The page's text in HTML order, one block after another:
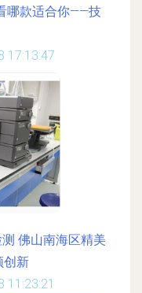
哪款适合你——技
17:13:47
佛山南海区精美
创新
11:23:21